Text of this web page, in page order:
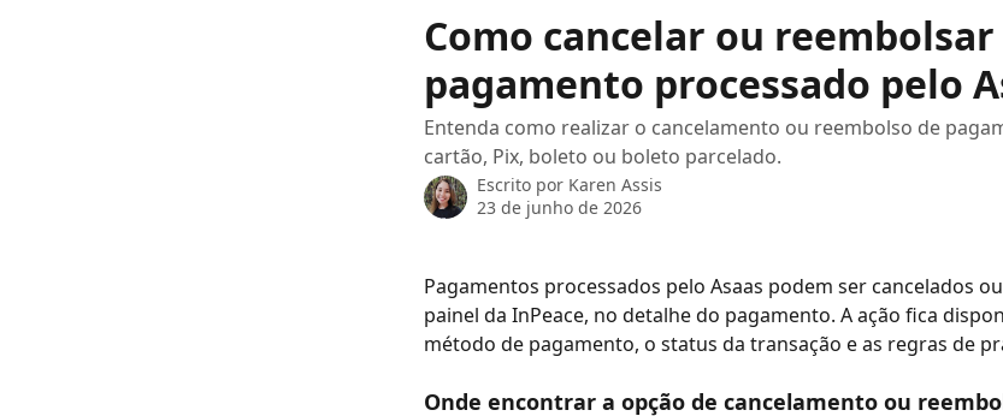
Como cancelar ou
pagamento processado pelo
Entenda como realizar o cancelamento ou reembolso de
cartão, Pix, boleto ou boleto parcelado.
Escrito por Karen Assis
23 de junho de 2026
Pagamentos processados pelo Asaas podem ser cancelados
painel da InPeace, no detalhe do pagamento. A ação fica
método de pagamento, o status da transação e as regras de
Onde encontrar a opção de cancelamento ou